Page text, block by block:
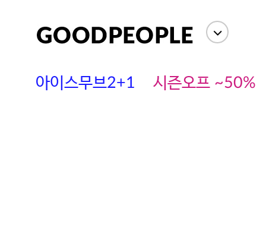
아이스무브2+1 시즌오프 ~50%
상세정보 사이즈 상품평(